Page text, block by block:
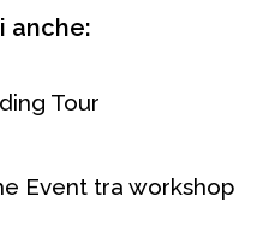
anche:
Tour
Event tra workshop